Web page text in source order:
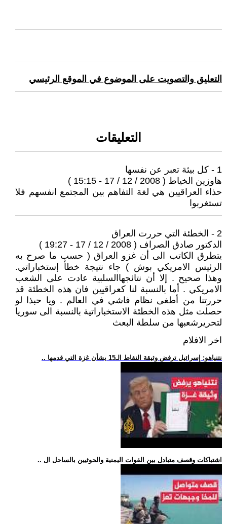
التعليق والتصويت على الموضوع في الموقع الرئيسي
التعليقات
1 - كل بيئة تعبر عن نفسها
هاوزين الخياط ( 2008 / 12 / 17 - 15:15 )
حذاء العراقيين هي لغة التفاهم بين المجتمع انفسهم فلا
تستغربوا
2 - الخطئة التي حررت العراق
الدكتور صادق الصراف ( 2008 / 12 / 17 - 19:27 )
يتطرق الكاتب الى أن غزو العراق ( حسب ما صرح به
الرئيس الامريكي بوش ) جاء نتيجة خطأ إستخباراتي.
وهذا صحيح . إلا أن نتائجهاالسلبية عادت على الشعب
الامريكي . أما بالنسبة لنا كعراقيين فان هذه الخطئة قد
حررتنا من أطغى نظام فاشي في العالم . ويا حبذا لو
حصلت مثل هذه الخطئة الاستخباراتية بالنسبة الى سوريا
لتحريرشعبها من سلطة البعث
اخر الافلام
.. نتنياهو: إسرائيل ترفض وثيقة النقاط الـ15 بشأن غزة التي قدمها
.. اشتباكات وقصف متبادل بين القوات اليمنية والحوثيين بالساحل ال